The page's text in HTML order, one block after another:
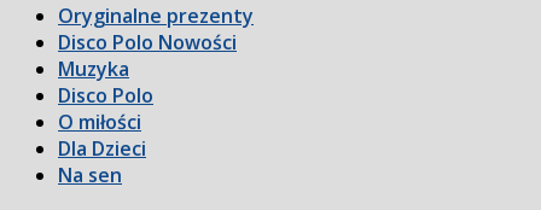
Oryginalne prezenty
Disco Polo Nowości
Muzyka
Disco Polo
O miłości
Dla Dzieci
Na sen